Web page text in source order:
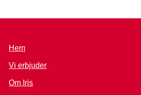
Hem
Vi erbjuder
Om Iris